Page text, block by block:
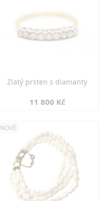
Zlatý prsten s diamanty
11 800 Kč
NOVÉ